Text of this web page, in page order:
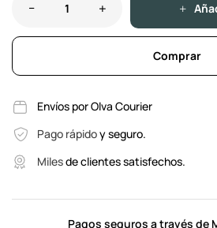
Comprar
Envíos por Olva Courier
Pago rápidoy seguro.
Milesde clientes satisfechos.
Pagos seguros a través de